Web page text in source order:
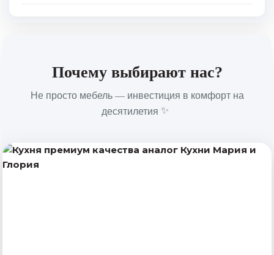
Почему выбирают нас?
Не просто мебель — инвестиция в комфорт на
десятилетия